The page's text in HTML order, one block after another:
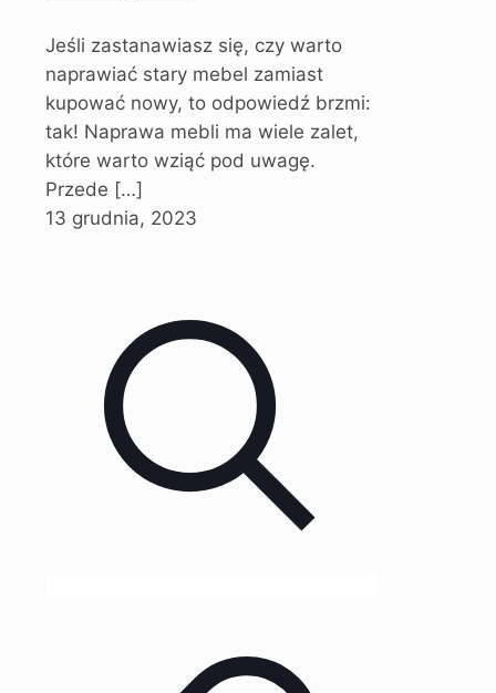
Jeśli zastanawiasz się, czy warto
naprawiać stary mebel zamiast
kupować nowy, to odpowiedź brzmi:
tak! Naprawa mebli ma wiele zalet,
które warto wziąć pod uwagę.
Przede […]
13 grudnia, 2023